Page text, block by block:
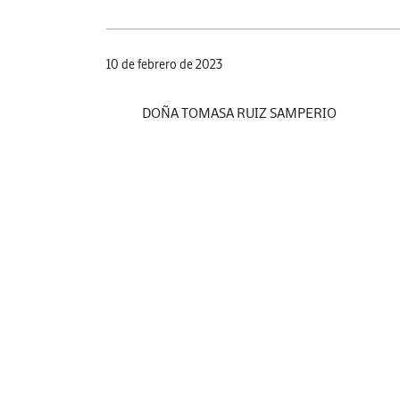
10 de febrero de 2023
DOÑA TOMASA RUIZ SAMPERIO